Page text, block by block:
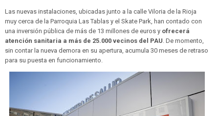
Las nuevas instalaciones, ubicadas junto a la calle Viloria de la Rioja
muy cerca de la Parroquia Las Tablas y el Skate Park, han contado con
una inversión pública de más de 13 millones de euros y ofrecerá
atención sanitaria a más de 25.000 vecinos del PAU. De momento,
sin contar la nueva demora en su apertura, acumula 30 meses de retraso
para su puesta en funcionamiento.